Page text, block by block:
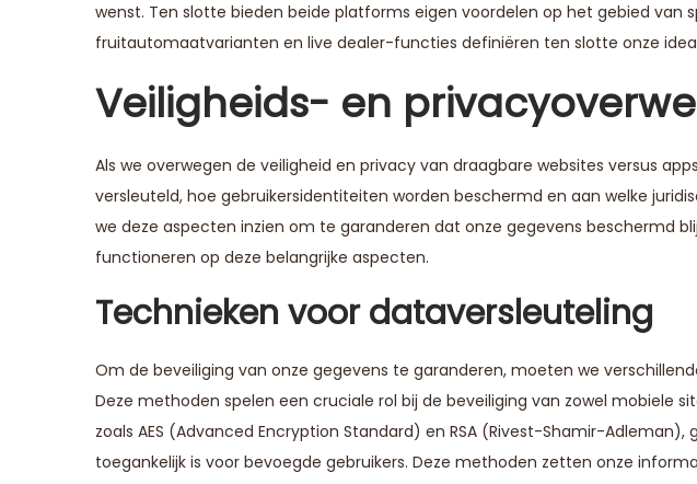
wenst. Ten slotte bieden beide platforms eigen voordelen op het gebied van
fruitautomaatvarianten en live dealer-functies definiëren ten slotte onze
Veiligheids- en
Als we overwegen de veiligheid en privacy van draagbare websites versus
versleuteld, hoe gebruikersidentiteiten worden beschermd en aan welke
we deze aspecten inzien om te garanderen dat onze gegevens beschermd
functioneren op deze belangrijke aspecten.
Technieken voor dataversleuteling
Om de beveiliging van onze gegevens te garanderen, moeten we
Deze methoden spelen een cruciale rol bij de beveiliging van zowel mobiele
zoals AES (Advanced Encryption Standard) en RSA (Rivest-Shamir-
toegankelijk is voor bevoegde gebruikers. Deze methoden zetten onze